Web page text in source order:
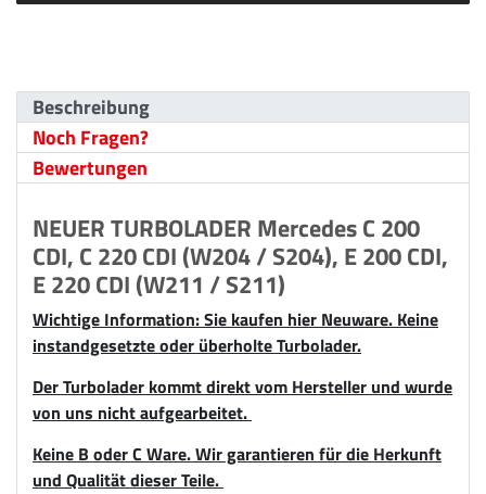
Beschreibung
Noch Fragen?
Bewertungen
NEUER TURBOLADER Mercedes C 200
CDI, C 220 CDI (W204 / S204), E 200 CDI,
E 220 CDI (W211 / S211)
Wichtige Information: Sie kaufen hier Neuware. Keine
instandgesetzte oder überholte Turbolader.
Der Turbolader kommt direkt vom Hersteller und wurde
von uns nicht aufgearbeitet.
Keine B oder C Ware. Wir garantieren für die Herkunft
und Qualität dieser Teile.